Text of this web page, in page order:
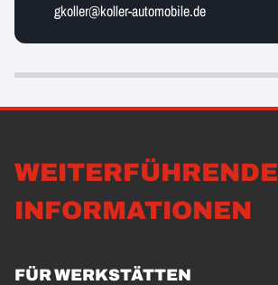
gkoller@koller-automobile.de
WEITERFÜHRENDE
INFORMATIONEN
FÜR WERKSTÄTTEN